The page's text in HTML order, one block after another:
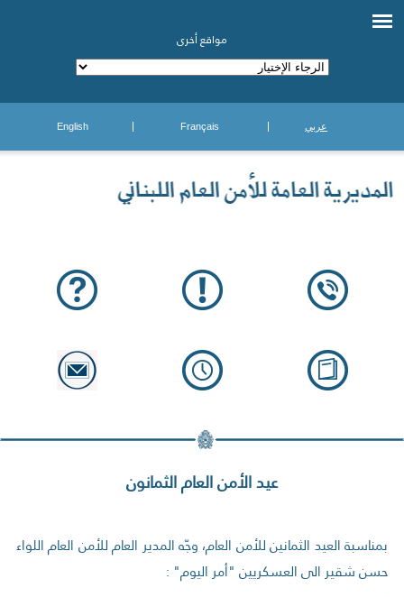
مواقع أخرى
عربي Français
English
عيد الأمن العام الثمانون
بمناسبة العيد الثمانين للأمن العام، وجّه المدير العام للأمن العام اللواء
حسن شقير الى العسكريين "أمر اليوم" :